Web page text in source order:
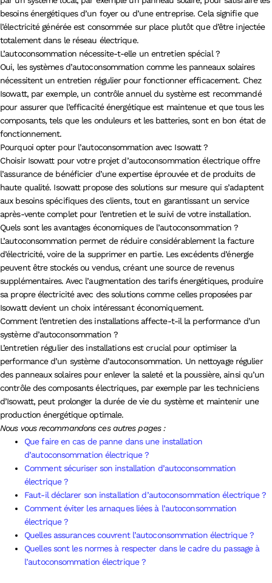
besoins énergétiques d’un foyer ou d’une entreprise. Cela signifie que
l’électricité générée est consommée sur place plutôt que d’être injectée
totalement dans le réseau électrique.
L’autoconsommation nécessite-t-elle un entretien spécial ?
Oui, les systèmes d’autoconsommation comme les panneaux solaires
nécessitent un entretien régulier pour fonctionner efficacement. Chez
Isowatt, par exemple, un contrôle annuel du système est recommandé
pour assurer que l’efficacité énergétique est maintenue et que tous les
composants, tels que les onduleurs et les batteries, sont en bon état de
fonctionnement.
Pourquoi opter pour l’autoconsommation avec Isowatt ?
Choisir Isowatt pour votre projet d’autoconsommation électrique offre
l’assurance de bénéficier d’une expertise éprouvée et de produits de
haute qualité. Isowatt propose des solutions sur mesure qui s’adaptent
aux besoins spécifiques des clients, tout en garantissant un service
après-vente complet pour l’entretien et le suivi de votre installation.
Quels sont les avantages économiques de l’autoconsommation ?
L’autoconsommation permet de réduire considérablement la facture
d’électricité, voire de la supprimer en partie. Les excédents d’énergie
peuvent être stockés ou vendus, créant une source de revenus
supplémentaires. Avec l’augmentation des tarifs énergétiques, produire
sa propre électricité avec des solutions comme celles proposées par
Isowatt devient un choix intéressant économiquement.
Comment l’entretien des installations affecte-t-il la performance d’un
système d’autoconsommation ?
L’entretien régulier des installations est crucial pour optimiser la
performance d’un système d’autoconsommation. Un nettoyage régulier
des panneaux solaires pour enlever la saleté et la poussière, ainsi qu’un
contrôle des composants électriques, par exemple par les techniciens
d’Isowatt, peut prolonger la durée de vie du système et maintenir une
production énergétique optimale.
Nous vous recommandons ces autres pages :
Que faire en cas de panne dans une installation
d’autoconsommation électrique ?
Comment sécuriser son installation d’autoconsommation
électrique ?
Faut-il déclarer son installation d’autoconsommation électrique ?
Comment éviter les arnaques liées à l’autoconsommation
électrique ?
Quelles assurances couvrent l’autoconsommation électrique ?
Quelles sont les normes à respecter dans le cadre du passage à
l’autoconsommation électrique ?